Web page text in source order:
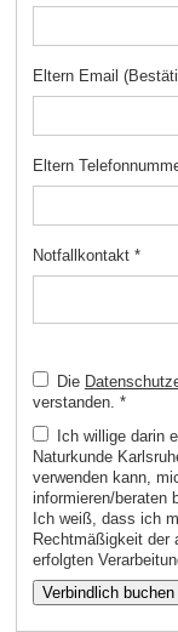
Eltern Email
Eltern
Notfallkontakt *
Die
verstanden. *
Ich willige darin
Naturkunde
verwenden kann,
informieren/beraten
Ich weiß, dass ich
Rechtmäßigkeit der
erfolgten
Verbindlich buchen